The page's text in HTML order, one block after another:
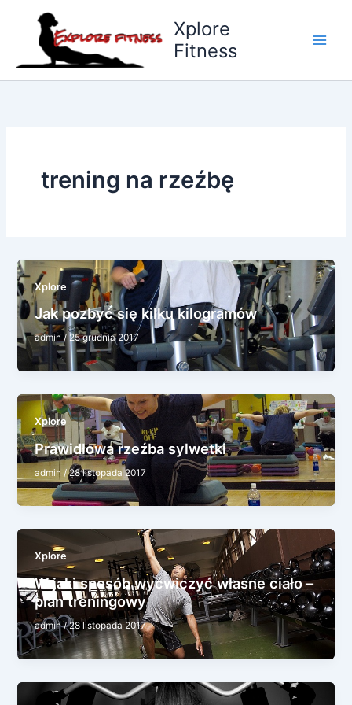
Xplore
Fitness
trening na rzeźbę
Xplore
Jak pozbyć się kilku kilogramów
admin/ 25 grudnia 2017
Xplore
Prawidłowa rzeźba sylwetki
admin /28 listopada 2017
Xplore
W jaki sposób wyćwiczyć własne ciało –
plan treningowy
admin/28 listopada 2017